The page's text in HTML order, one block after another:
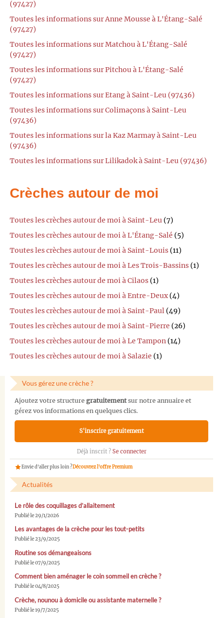
(97427)
Toutes les informations sur Anne Mousse à L'Étang-Salé
(97427)
Toutes les informations sur Matchou à L'Étang-Salé
(97427)
Toutes les informations sur Pitchou à L'Étang-Salé
(97427)
Toutes les informations sur Etang à Saint-Leu (97436)
Toutes les informations sur Colimaçons à Saint-Leu
(97436)
Toutes les informations sur la Kaz Marmay à Saint-Leu
(97436)
Toutes les informations sur Lilikadok à Saint-Leu (97436)
Crèches autour de moi
Toutes les crèches autour de moi à Saint-Leu (7)
Toutes les crèches autour de moi à L'Étang-Salé (5)
Toutes les crèches autour de moi à Saint-Louis (11)
Toutes les crèches autour de moi à Les Trois-Bassins (1)
Toutes les crèches autour de moi à Cilaos (1)
Toutes les crèches autour de moi à Entre-Deux(4)
Toutes les crèches autour de moi à Saint-Paul (49)
Toutes les crèches autour de moi à Saint-Pierre (26)
Toutes les crèches autour de moi à Le Tampon (14)
Toutes les crèches autour de moi à Salazie (1)
Vous gérez une crèche ?
Ajoutez votre structure gratuitementsur notre annuaire et
gérez vos informations en quelques clics.
S'inscrire gratuitement
Déjà inscrit ? Se connecter
Envie d'aller plus loin ?Découvrez l'offre Premium
Actualités
Le rôle des coquillages d’allaitement
Publié le 29/1/2026
Les avantages de la crèche pour les tout-petits
Publié le 23/9/2025
Routine sos démangeaisons
Publié le 07/9/2025
Comment bien aménager le coin sommeil en crèche ?
Publié le 04/8/2025
Crèche, nounou à domicile ou assistante maternelle ?
Publié le 19/7/2025